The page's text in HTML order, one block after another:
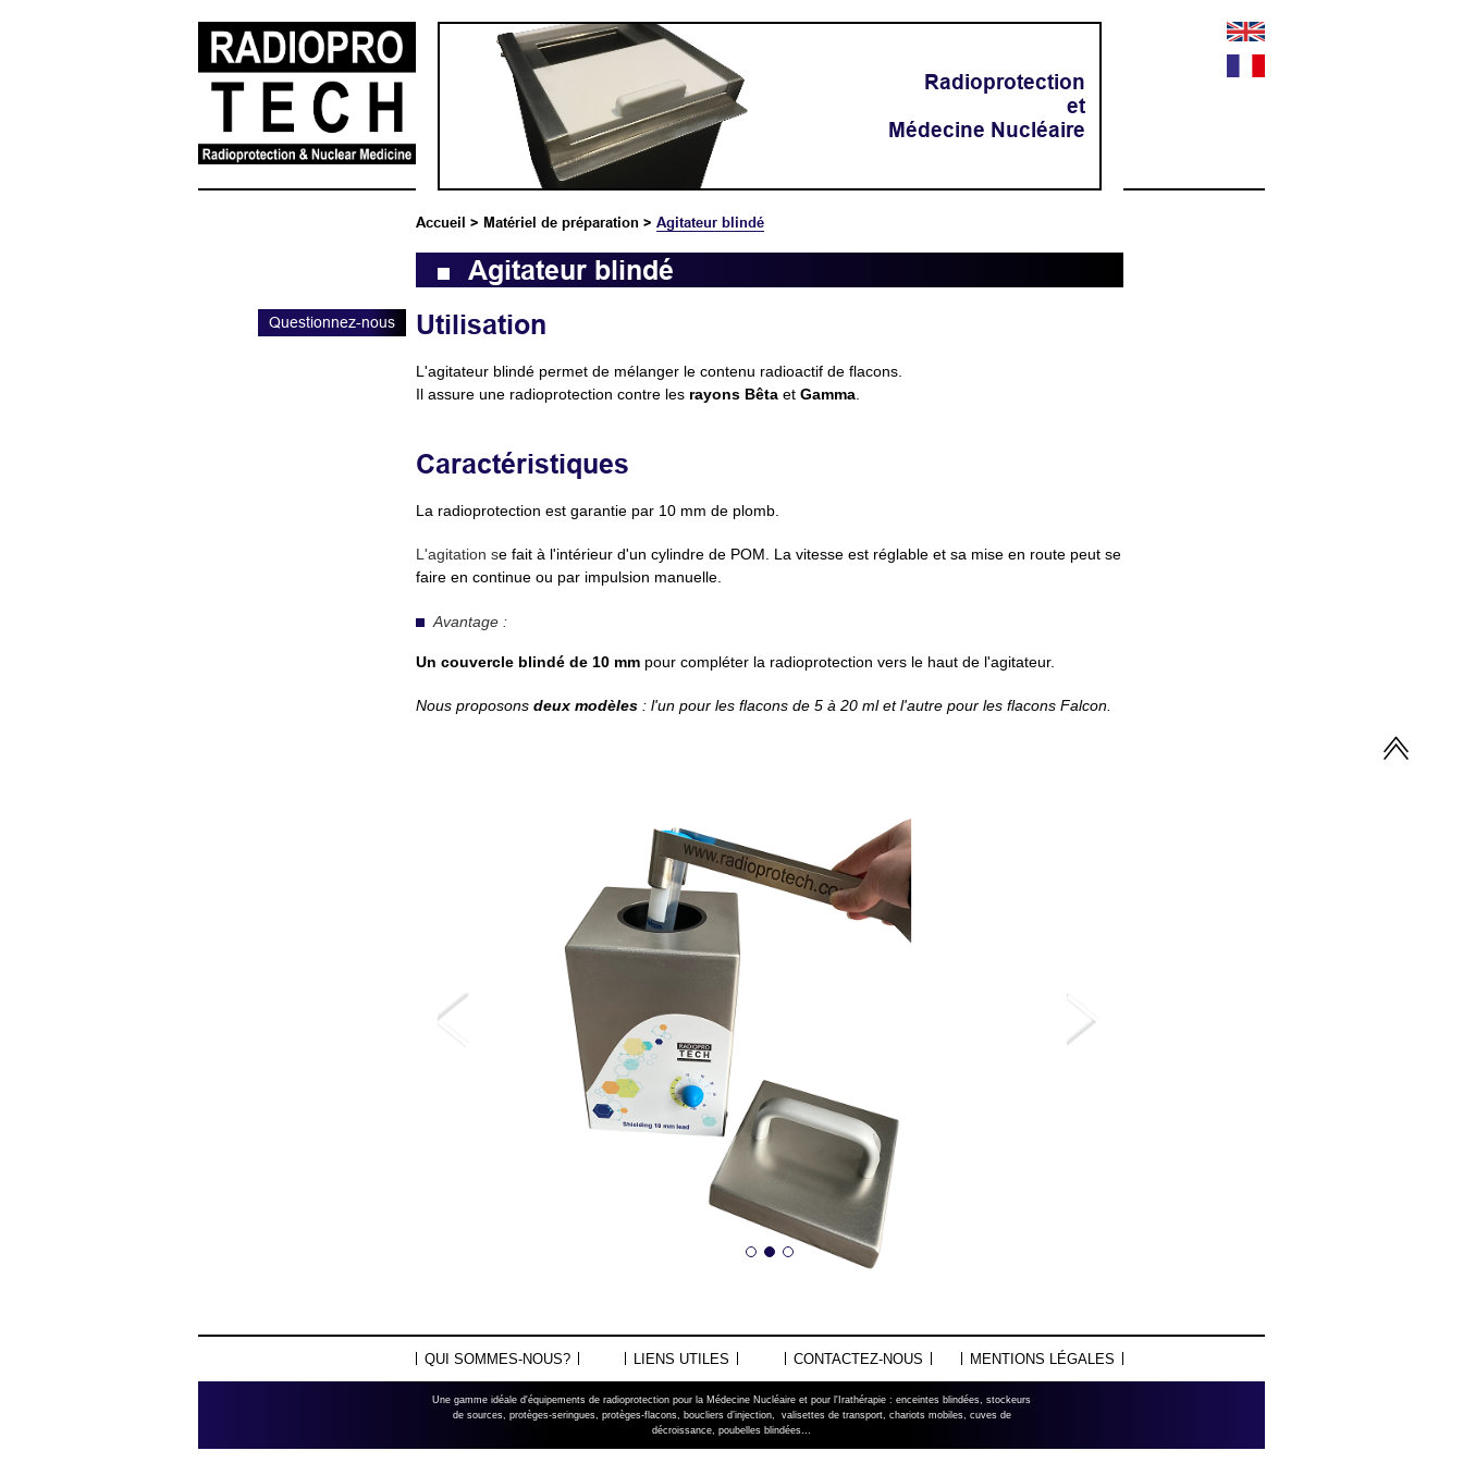
Radioprotection
et
Médecine Nucléaire
Accueil > Matériel de préparation > Agitateur blindé
Agitateur blindé
Utilisation
L'agitateur blindé permet de mélanger le contenu radioactif de flacons.
Il assure une radioprotection contre les rayons Bêta et Gamma
Caractéristiques
La radioprotection est garantie par 10 mm de plomb.
L'agitation se fait à l'intérieur d'un cylindre de POM. La vitesse est réglable et sa mise en route peut se
faire en continue ou par impulsion manuelle.
Avantage :
Un couvercle blindé de 10 mm pour compléter la radioprotection vers le haut de l'agitateur.
Nous proposons deux modèles : l'un pour les flacons de 5 à 20 ml et l'autre pour les flacons Falcon.
Questionnez-nous
QUI SOMMES-NOUS? LIENS UTILES CONTACTEZ-NOUS MENTIONS LÉGALES
Une gamme idéale d'équipements de radioprotection pour la Médecine Nucléaire et pour l'Irathérapie : enceintes blindées, stockeurs
de sources, protèges-seringues, protèges-flacons, boucliers d’injection, valisettes de transport, chariots mobiles, cuves de
décroissance, poubelles blindées…